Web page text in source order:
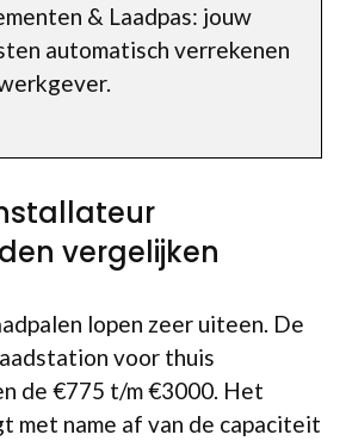
& Laadpas: jouw
automatisch verrekenen
vergelijken
lopen zeer uiteen. De
voor thuis
de €775 t/m €3000. Het
met name af van de capaciteit